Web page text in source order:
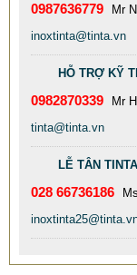
SP: XƯỞNG GIA
0987636779
Mr
inoxtinta@tinta.vn
HỖ TRỢ KỸ
0982870339
Mr
tinta@tinta.vn
LỄ TÂN TINTA
028 66736186